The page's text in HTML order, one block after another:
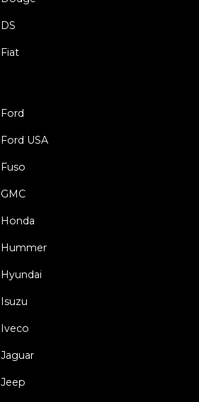
DS
Fiat
Ford
Ford USA
Fuso
GMC
Honda
Hummer
Hyundai
Isuzu
Iveco
Jaguar
Jeep